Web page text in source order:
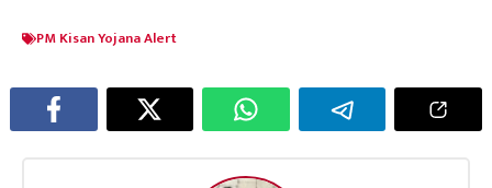
PM Kisan Yojana Alert